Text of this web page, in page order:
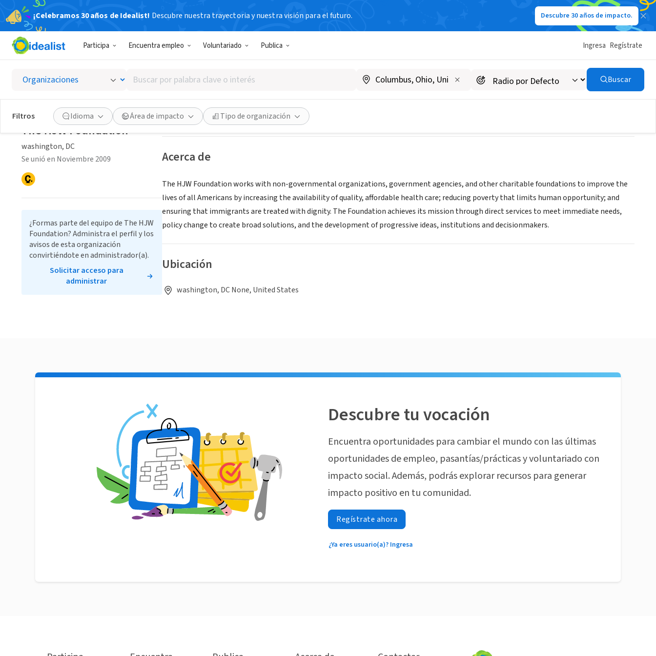
¡Celebramos 30 años de Idealist! Descubre nuestra trayectoria y nuestra visión para el futuro. Descubre 30 años de impacto.
Participa Encuentra empleo Voluntariado Publica Ingresa Regístrate
Buscar
por
palabra
clave
o
interés
Buscar
Filtros Idioma Área de impacto Tipo de organización
The HJW Foundation
washington, DC
Guardar Compartir
Acerca de
The HJW Foundation works with non-governmental organizations, government agencies, and other charitable foundations to improve the
lives of all Americans by increasing the availability of quality, affordable health care; reducing poverty that limits human opportunity; and
ensuring that immigrants are treated with dignity. The Foundation achieves its mission through direct services to meet immediate needs,
policy change to create broad solutions, and the development of progressive ideas, institutions and decisionmakers.
Ubicación
washington, DC None, United States
The HJW Foundation
washington, DC
Se unió en Noviembre 2009
¿Formas parte del equipo de The HJW
Foundation? Administra el perfil y los
avisos de esta organización
convirtiéndote en administrador(a).
Solicitar acceso para
administrar
Descubre tu vocación
Encuentra oportunidades para cambiar el mundo con las últimas
oportunidades de empleo, pasantías/prácticas y voluntariado con
impacto social. Además, podrás explorar recursos para generar
impacto positivo en tu comunidad.
Regístrate ahora
¿Ya eres usuario(a)? Ingresa